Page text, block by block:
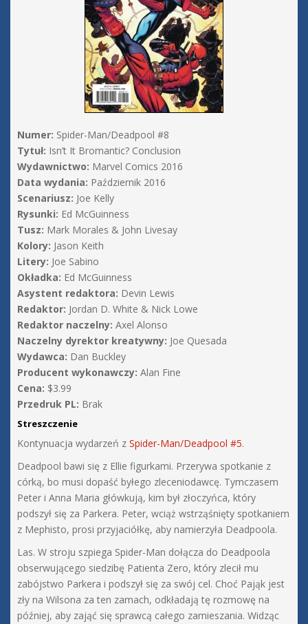
Numer: Spider-Man/Deadpool #8
Tytuł: Isn’t It Bromantic? Conclusion
Wydawnictwo: Marvel Comics 2016
Data wydania: Październik 2016
Scenariusz: Joe Kelly
Rysunki: Ed McGuinness
Tusz: Mark Morales & John Livesay
Kolory: Jason Keith
Litery: Joe Sabino
Okładka: Ed McGuinness
Asystent redaktora: Devin Lewis
Redaktor: Jordan D. White & Nick Lowe
Redaktor naczelny: Axel Alonso
Naczelny dyrektor kreatywny: Joe Quesada
Wydawca: Dan Buckley
Producent wykonawczy: Alan Fine
Cena: $3.99
Przedruk PL: Brak
Streszczenie
Kontynuacja wydarzeń z Spider-Man/Deadpool #5.
Deadpool bawi się z Ellie figurkami. Przerywa spotkanie z
córką, bo musi dopaść byłego zleceniodawcę. Tymczasem
Peter i Anna Maria główkują, kim był złoczyńca, który
podszył się za Parkera. Peter, wciąż wstrząśnięty spotkaniem
z Mephisto, prosi przyjaciółkę, aby namierzyła Deadpoola.
Las. W stroju szpiega Spider-Man dołącza do Deadpoola
obserwującego siedzibę Patienta Zero, który zlecił mu
zabójstwo Parkera i podszył się za swój cel. Choć Pająk jest
zły na Wilsona za ten zamach, odkładają tę rozmowę na
później, aby zająć się sprawcą całego zamieszania. Widząc